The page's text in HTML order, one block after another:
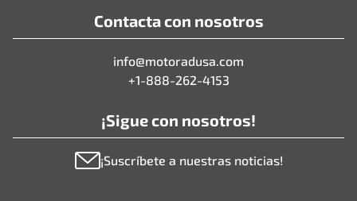
Contacta con nosotros
info@motoradusa.com
+1-888-262-4153
¡Sigue con nosotros!
¡Suscríbete a nuestras noticias!